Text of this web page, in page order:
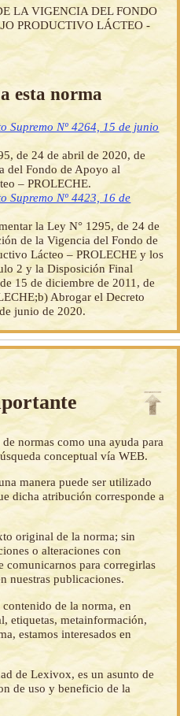
LA VIGENCIA DEL FONDO
PRODUCTIVO LÁCTEO -
esta norma
Supremo Nº 4264, 15 de junio
de 24 de abril de 2020, de
del Fondo de Apoyo al
– PROLECHE.
Supremo Nº 4423, 16 de
la Ley N° 1295, de 24 de
de la Vigencia del Fondo de
Lácteo – PROLECHE y los
2 y la Disposición Final
15 de diciembre de 2011, de
Abrogar el Decreto
junio de 2020.
normas como una ayuda para
conceptual vía WEB.
manera puede ser utilizado
dicha atribución corresponde a
original de la norma; sin
o alteraciones con
comunicarnos para corregirlas
nuestras publicaciones.
de la norma, en
etiquetas, metainformación,
estamos interesados en
de Lexivox, es un asunto de
de uso y beneficio de la